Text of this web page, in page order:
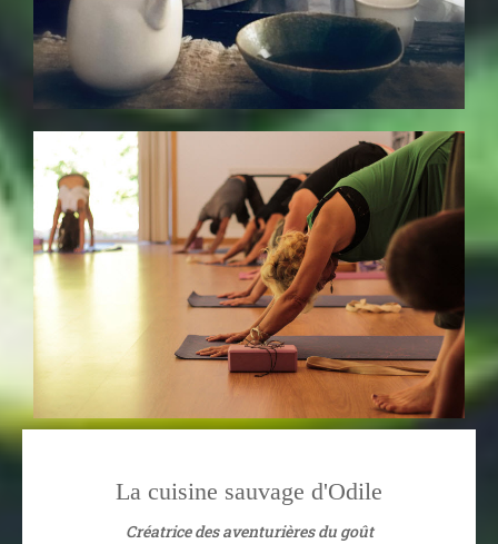
La cuisine sauvage d'Odile
Créatrice des aventurières du goût